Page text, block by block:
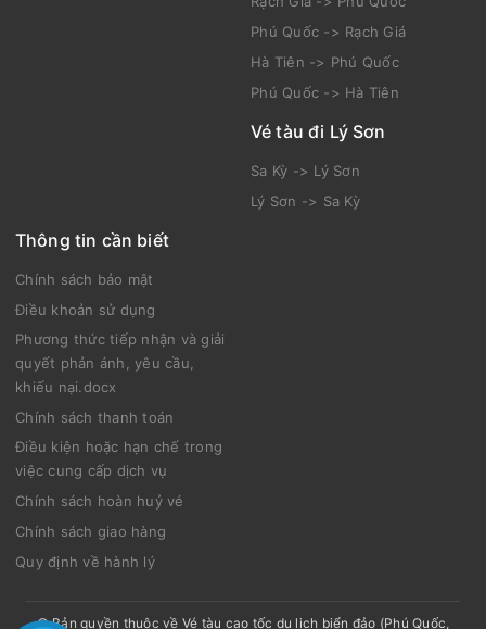
Phú Quốc -> Rạch Giá
Hà Tiên -> Phú Quốc
Phú Quốc -> Hà Tiên
Vé tàu đi Lý Sơn
Sa Kỳ -> Lý Sơn
Lý Sơn -> Sa Kỳ
Thông tin cần biết
Chính sách bảo mật
Điều khoản sử dụng
Phương thức tiếp nhận và giải
quyết phản ánh, yêu cầu,
khiếu nại.docx
Chính sách thanh toán
Điều kiện hoặc hạn chế trong
việc cung cấp dịch vụ
Chính sách hoàn huỷ vé
Chính sách giao hàng
Quy định về hành lý
© Bản quyền thuộc về Vé tàu cao tốc du lịch biển đảo (Phú Quốc,